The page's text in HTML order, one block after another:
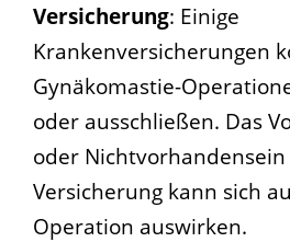
Versicherung: Einige
Krankenversicherungen
Gynäkomastie-
oder ausschließen. Das
oder
Versicherung kann sich
Operation auswirken.